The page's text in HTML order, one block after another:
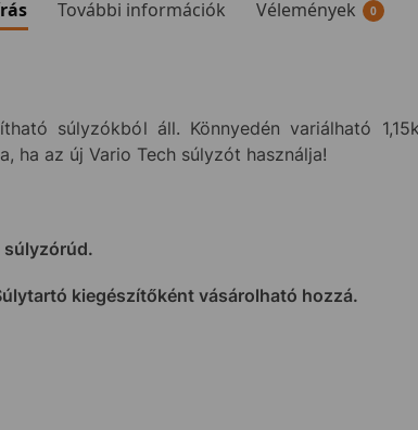
További információk Vélemények 0
súlyzókból áll. Könnyedén variálható
ha az új Vario Tech súlyzót használja!
súlyzórúd.
kiegészítőként vásárolható hozzá.